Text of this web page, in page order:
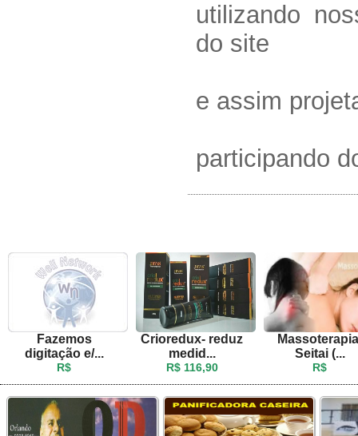
utilizando
do site
e assim
participando
Fazemos
digitação e/...
R$
Crioredux- reduz
medid...
R$ 116,90
Seitai (...
R$